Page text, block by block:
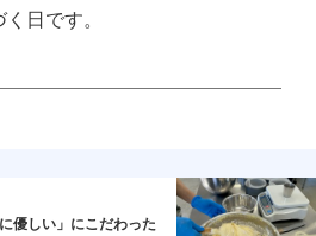
日です。
優しい」にこだわった